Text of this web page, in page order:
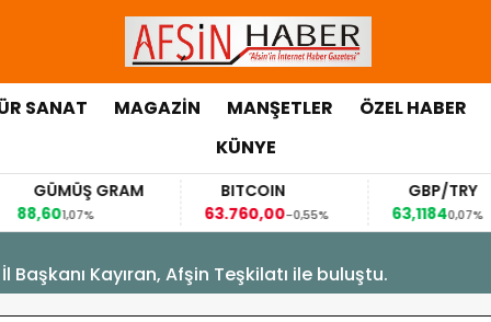
SANAT MAGAZİN MANŞETLER ÖZEL HABER
KÜNYE
GÜMÜŞ GRAM
1,07%
BITCOIN
63.760,00-0,55%
GBP/TRY
63,11840,07%
Afşin Teşkilatı ile buluştu.